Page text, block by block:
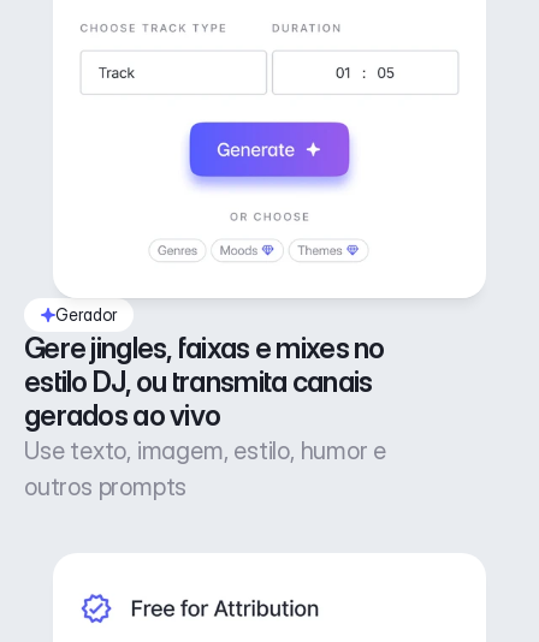
Gerador
Gere jingles, faixas e mixes no
estilo DJ, ou transmita canais
gerados ao vivo
Use texto, imagem, estilo, humor e
outros prompts